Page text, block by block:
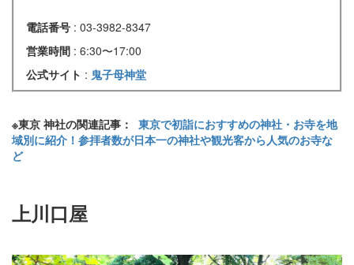
電話番号 : 03-3982-8347
営業時間 : 6:30〜17:00
公式サイト : 鬼子母神堂
※東京 神社の関連記事： 東京で初詣におすすめの神社・お寺を地
域別に紹介！参拝者数が日本一の神社や観光客から人気のお寺な
ど
上川口屋